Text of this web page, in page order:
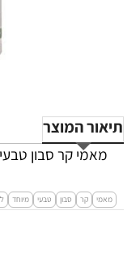
תיאור המוצר
מאמי קר סבון טבעי
מאמי קר סבון טבעי מיוחד